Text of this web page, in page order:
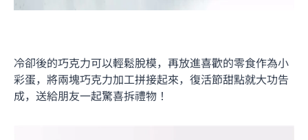
冷卻後的巧克力可以輕鬆脫模，再放進喜歡的零食作為小
彩蛋，將兩塊巧克力加工拼接起來，復活節甜點就大功告
成，送給朋友一起驚喜拆禮物！